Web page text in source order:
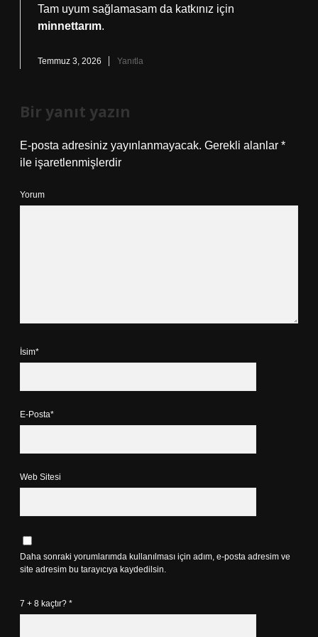
Tam uyum sağlamasam da katkınız için
minnettarım.
Temmuz 3, 2026 Yanıtla
Bir yanıt yazın
E-posta adresiniz yayınlanmayacak. Gerekli alanlar *
ile işaretlenmişlerdir
Yorum
İsim*
E-Posta*
Web Sitesi
Daha sonraki yorumlarımda kullanılması için adım, e-posta adresim ve
site adresim bu tarayıcıya kaydedilsin.
7 + 8 kaçtır? *